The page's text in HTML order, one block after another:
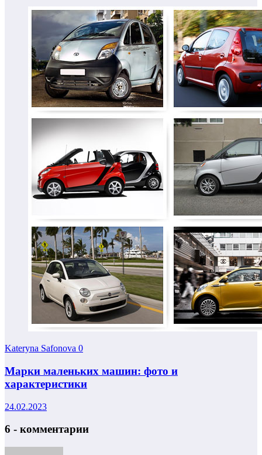
Kateryna Safonova 0
Марки маленьких машин: фото и
характеристики
24.02.2023
6 - комментарии